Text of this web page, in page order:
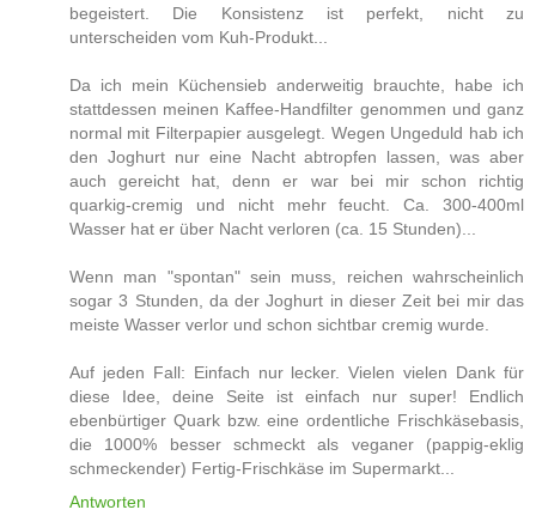
begeistert. Die Konsistenz ist perfekt, nicht zu
unterscheiden vom Kuh-Produkt...
Da ich mein Küchensieb anderweitig brauchte, habe ich
stattdessen meinen Kaffee-Handfilter genommen und ganz
normal mit Filterpapier ausgelegt. Wegen Ungeduld hab ich
den Joghurt nur eine Nacht abtropfen lassen, was aber
auch gereicht hat, denn er war bei mir schon richtig
quarkig-cremig und nicht mehr feucht. Ca. 300-400ml
Wasser hat er über Nacht verloren (ca. 15 Stunden)...
Wenn man "spontan" sein muss, reichen wahrscheinlich
sogar 3 Stunden, da der Joghurt in dieser Zeit bei mir das
meiste Wasser verlor und schon sichtbar cremig wurde.
Auf jeden Fall: Einfach nur lecker. Vielen vielen Dank für
diese Idee, deine Seite ist einfach nur super! Endlich
ebenbürtiger Quark bzw. eine ordentliche Frischkäsebasis,
die 1000% besser schmeckt als veganer (pappig-eklig
schmeckender) Fertig-Frischkäse im Supermarkt...
Antworten